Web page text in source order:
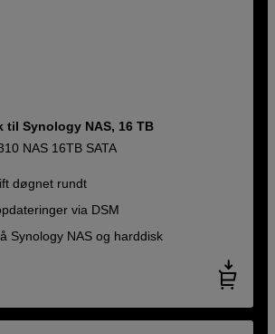
til Synology NAS, 16 TB
NAS 16TB SATA
døgnet rundt
via DSM
Synology NAS og harddisk